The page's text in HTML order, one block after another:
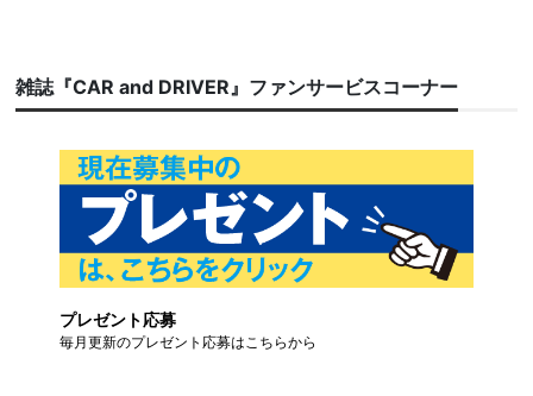
雑誌『CAR and DRIVER』ファンサービスコーナー
プレゼント応募
毎月更新のプレゼント応募はこちらから